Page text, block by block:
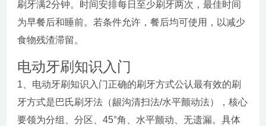
刷牙满2分钟。时间安排每日至少刷牙两次，最佳时间
为早餐后和睡前。若条件允许，餐后均可使用，以减少
食物残渣滞留。
电动牙刷知识入门
1、电动牙刷知识入门正确的刷牙方式公认最有效的刷
牙方式是巴氏刷牙法（龈沟清扫法/水平颤动法），核心
要领为分组、分区、45°角、水平颤动、无遗漏。具体